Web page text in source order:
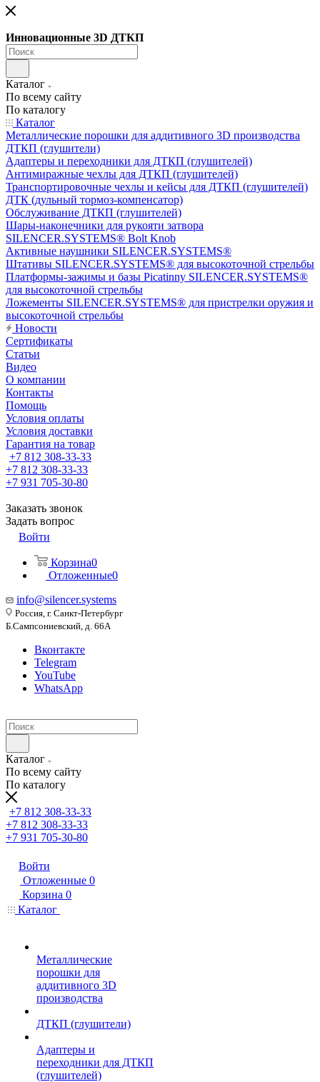
Инновационные 3D ДТКП
Каталог
По всему сайту
По каталогу
Каталог
Металлические порошки для аддитивного 3D производства
ДТКП (глушители)
Адаптеры и переходники для ДТКП (глушителей)
Антимиражные чехлы для ДТКП (глушителей)
Транспортировочные чехлы и кейсы для ДТКП (глушителей)
ДТК (дульный тормоз-компенсатор)
Обслуживание ДТКП (глушителей)
Шары-наконечники для рукояти затвора
SILENCER.SYSTEMS® Bolt Knob
Активные наушники SILENCER.SYSTEMS®
Штативы SILENCER.SYSTEMS® для высокоточной стрельбы
Платформы-зажимы и базы Picatinny SILENCER.SYSTEMS®
для высокоточной стрельбы
Ложементы SILENCER.SYSTEMS® для пристрелки оружия и
высокоточной стрельбы
Новости
Сертификаты
Статьи
Видео
О компании
Контакты
Помощь
Условия оплаты
Условия доставки
Гарантия на товар
+7 812 308-33-33
+7 812 308-33-33
+7 931 705-30-80
Заказать звонок
Задать вопрос
Войти
Корзина0
Отложенные0
info@silencer.systems
Россия, г. Санкт-Петербург
Б.Сампсониевский, д. 66А
Вконтакте
Telegram
YouTube
WhatsApp
Каталог
По всему сайту
По каталогу
+7 812 308-33-33
+7 812 308-33-33
+7 931 705-30-80
Войти
Отложенные 0
Корзина 0
Каталог
Металлические
порошки для
аддитивного 3D
производства
ДТКП (глушители)
Адаптеры и
переходники для ДТКП
(глушителей)